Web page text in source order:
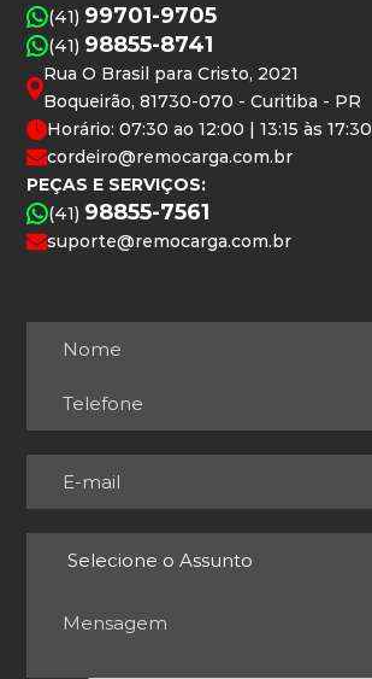
(41) 99701-9705
(41) 98855-8741
Rua O Brasil para Cristo, 2021
Boqueirão, 81730-070 - Curitiba - PR
Horário: 07:30 ao 12:00 | 13:15 às 17:30
cordeiro@remocarga.com.br
PEÇAS E SERVIÇOS:
(41) 98855-7561
suporte@remocarga.com.br